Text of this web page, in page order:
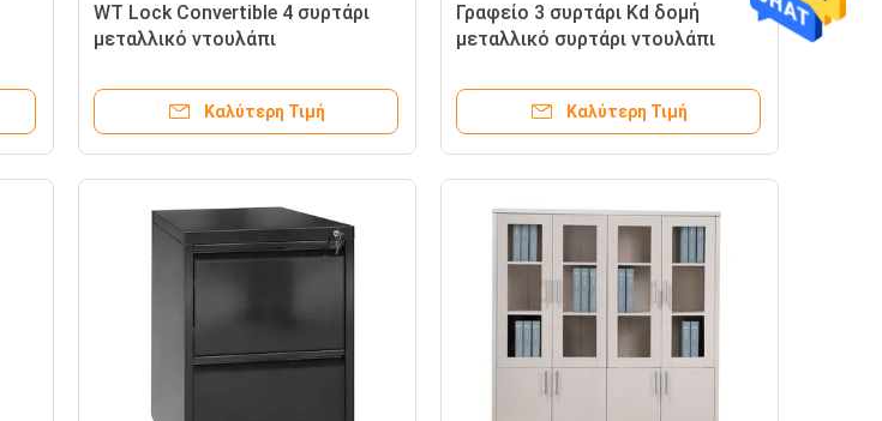
WT Lock Convertible 4 συρτάρι
μεταλλικό ντουλάπι
Καλύτερη Τιμή
Γραφείο 3 συρτάρι Kd δομή
μεταλλικό συρτάρι ντουλάπι
Καλύτερη Τιμή